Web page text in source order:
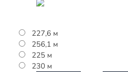
227,6 м
256,1 м
225 м
230 м